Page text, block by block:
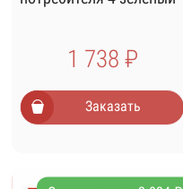
1 738 ₽
Заказать